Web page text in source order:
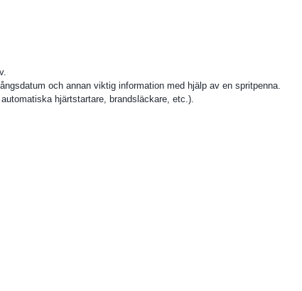
och annan viktig information med hjälp av en spritpenna.
hjärtstartare, brandsläckare, etc.).